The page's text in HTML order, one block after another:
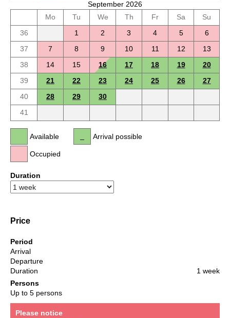
September 2026
Mo
Tu We Th Fr Sa
Su
36
1 2 3 4 5
6
37
7 8 9 10 11 12
13
38
14 15 16 17 18 19
20
39
21 22 23 24 25 26
27
40
28 29
30
41
Available
Occupied
Arrival possible
Duration
Price
Period
Arrival
Departure
Duration
1 week
Persons
Up to 5 persons
Please notice